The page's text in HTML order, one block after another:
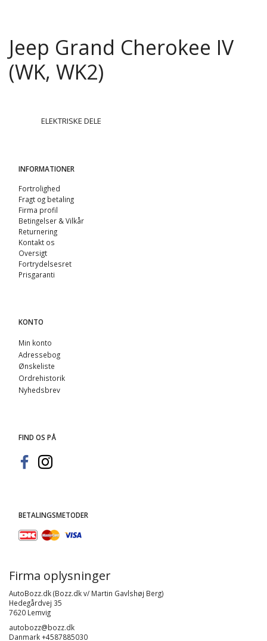
Jeep Grand Cherokee IV
(WK, WK2)
ELEKTRISKE DELE
INFORMATIONER
Fortrolighed
Fragt og betaling
Firma profil
Betingelser & Vilkår
Returnering
Kontakt os
Oversigt
Fortrydelsesret
Prisgaranti
KONTO
Min konto
Adressebog
Ønskeliste
Ordrehistorik
Nyhedsbrev
FIND OS PÅ
BETALINGSMETODER
Firma oplysninger
AutoBozz.dk (Bozz.dk v/ Martin Gavlshøj Berg)
Hedegårdvej 35
7620 Lemvig
autobozz@bozz.dk
Danmark +4587885030